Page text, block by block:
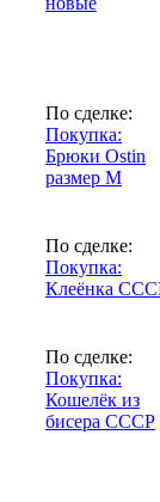
По сделке:
Покупка:
Брюки Ostin
размер М
По сделке:
Покупка:
Клеёнка
По сделке:
Покупка:
Кошелёк из
бисера СССР